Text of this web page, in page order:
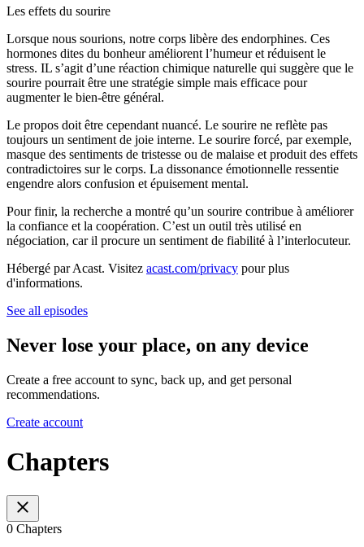
Les effets du sourire
Lorsque nous sourions, notre corps libère des endorphines. Ces
hormones dites du bonheur améliorent l’humeur et réduisent le
stress. IL s’agit d’une réaction chimique naturelle qui suggère que le
sourire pourrait être une stratégie simple mais efficace pour
augmenter le bien-être général.
Le propos doit être cependant nuancé. Le sourire ne reflète pas
toujours un sentiment de joie interne. Le sourire forcé, par exemple,
masque des sentiments de tristesse ou de malaise et produit des effets
contradictoires sur le corps. La dissonance émotionnelle ressentie
engendre alors confusion et épuisement mental.
Pour finir, la recherche a montré qu’un sourire contribue à améliorer
la confiance et la coopération. C’est un outil très utilisé en
négociation, car il procure un sentiment de fiabilité à l’interlocuteur.
Hébergé par Acast. Visitez acast.com/privacy pour plus
d'informations.
See all episodes
Never lose your place, on any device
Create a free account to sync, back up, and get personal
recommendations.
Create account
Chapters
0 Chapters